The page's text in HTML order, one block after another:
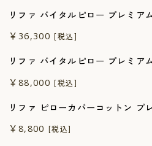
リファ バイタルピロー プレミア
￥36,300 [税込]
リファ バイタルピロー プレミア
￥88,000 [税込]
リファ ピローカバーコットン プ
￥8,800 [税込]